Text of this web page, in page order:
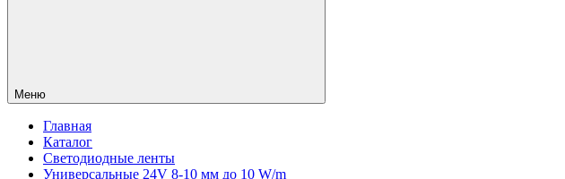
Меню
Главная
Каталог
Светодиодные ленты
Универсальные 24V 8-10 мм до 10 W/m